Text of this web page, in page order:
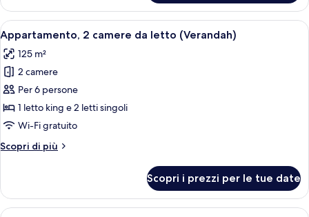
1
camera
da
letto
Apri
tutte
le
foto
per
Appartamento,
2
da
Una moderna camera d'albergo
13
Appartamento, 2 camere da letto (Verandah)
125 m²
2 camere
Per 6 persone
1 letto king e 2 letti singoli
Wi-Fi gratuito
Scopri di più
Altri
2
camere
Scopri i prezzi per le tue date
Una camera d'albergo con un letto